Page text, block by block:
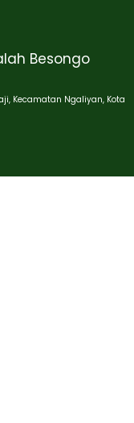
Besongo
Kecamatan Ngaliyan, Kota